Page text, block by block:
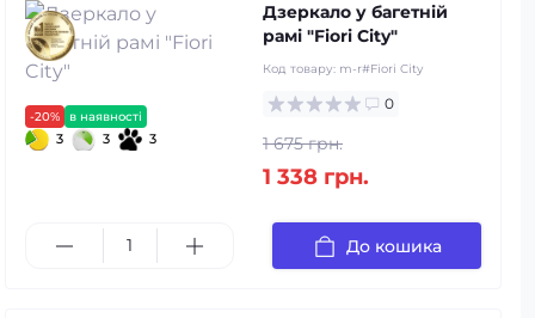
-20% в наявності
3 3 3
Дзеркало у багетній
рамі "Fiori City"
Код товару: m-r#Fiori City
0
1 675 грн.
1 338 грн.
До кошика